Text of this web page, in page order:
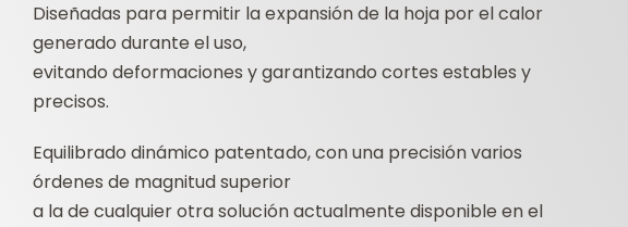
Diseñadas para permitir la expansión de la hoja por el calor
generado durante el uso,
evitando deformaciones y garantizando cortes estables y
precisos.
Equilibrado dinámico patentado, con una precisión varios
órdenes de magnitud superior
a la de cualquier otra solución actualmente disponible en el